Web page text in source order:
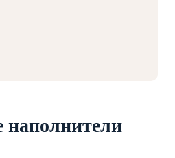
наполнители